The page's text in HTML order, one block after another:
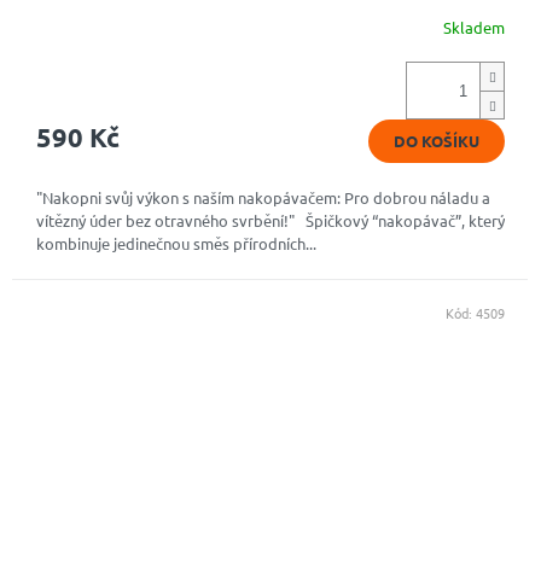
z
hvězdiček.
Skladem
590 Kč DO KOŠÍKU
"Nakopni svůj výkon s naším nakopávačem: Pro dobrou náladu a
vítězný úder bez otravného svrbění!" Špičkový “nakopávač”, který
kombinuje jedinečnou směs přírodních...
Kód: 4509